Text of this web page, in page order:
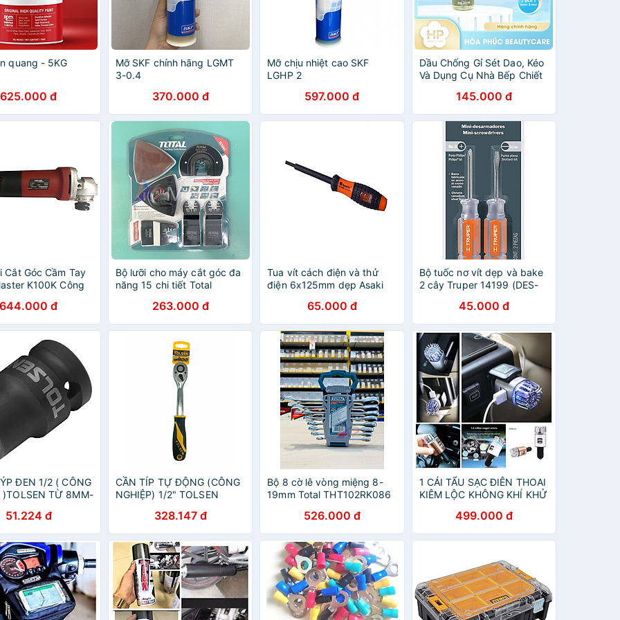
quang - 5KG
625.000 đ
Mỡ SKF chính hãng LGMT
3-0.4
370.000 đ
Mỡ chịu nhiệt cao SKF
LGHP 2
597.000 đ
Dầu Chống Gỉ Sét Dao, Kéo
Và Dụng Cụ Nhà Bếp Chiết
Hamono (Chai 100 mL)
145.000 đ
Cắt Góc Cầm Tay
K100K Công
Mài Kim Loại,
Bàn, Công Tắc
Chính Hãng
644.000 đ
Bộ lưỡi cho máy cắt góc đa
năng 15 chi tiết Total
263.000 đ
Tua vít cách điện và thử
điện 6x125mm dẹp Asaki
65.000 đ
Bộ tuốc nơ vít dẹp và bake
2 cây Truper 14199 (DES-
45.000 đ
ĐEN 1/2 ( CÔNG
)TOLSEN TỪ 8MM-
CHÍNH
51.224 đ
CẦN TÍP TỰ ĐỘNG (CÔNG
NGHIỆP) 1/2" TOLSEN
328.147 đ
Bộ 8 cờ lê vòng miệng 8-
19mm Total THT102RK086
526.000 đ
1 CÁI TẨU SẠC ĐIÊN THOAI
KIÊM LỘC KHÔNG KHÍ KHỬ
499.000 đ